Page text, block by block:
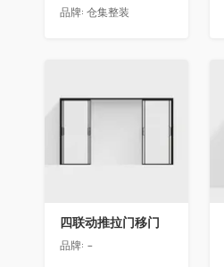
品牌: 仓集整装
四联动推拉门移门
品牌: -